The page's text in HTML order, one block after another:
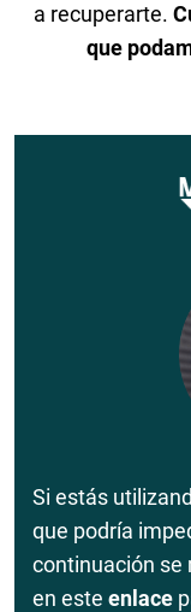
a recuperarte.
que
Si estás
que podría
continuación se
en este enlace